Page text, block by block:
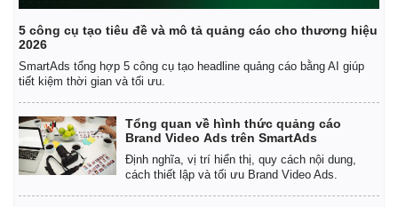
Khởi nghiệp
Tiêu dùng
Chứng khoán
5 công cụ tạo tiêu đề và mô tả quảng cáo cho thương hiệu
2026
SmartAds tổng hợp 5 công cụ tạo headline quảng cáo bằng AI giúp
tiết kiệm thời gian và tối ưu.
Tổng quan về hình thức quảng cáo
Brand Video Ads trên SmartAds
Định nghĩa, vị trí hiển thị, quy cách nội dung,
cách thiết lập và tối ưu Brand Video Ads.